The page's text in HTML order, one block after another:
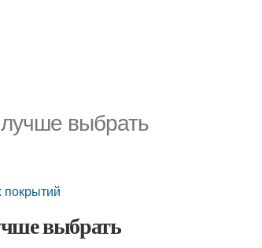
выбрать
выбрать